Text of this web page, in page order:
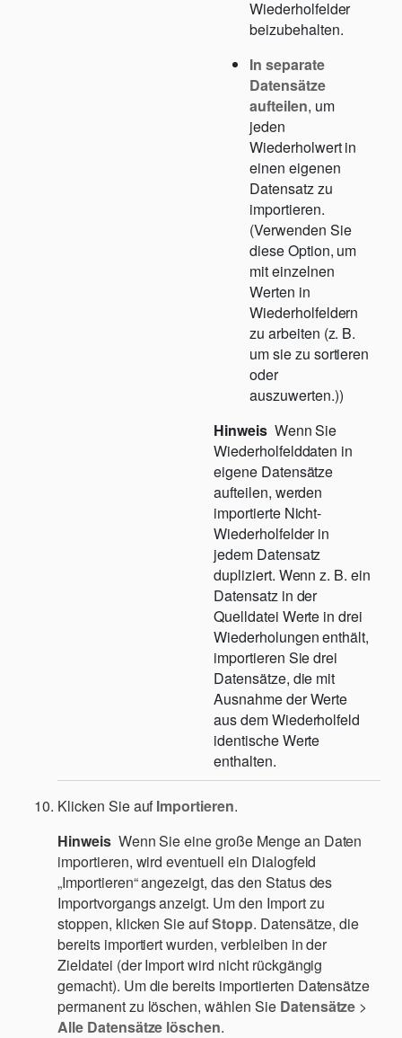
Wiederholfelder
beizubehalten.
In separate
Datensätze
aufteilen, um
jeden
Wiederholwert in
einen eigenen
Datensatz zu
importieren.
(Verwenden Sie
diese Option, um
mit einzelnen
Werten in
Wiederholfeldern
zu arbeiten (z. B.
um sie zu sortieren
oder
auszuwerten.))
Hinweis Wenn Sie
Wiederholfelddaten in
eigene Datensätze
aufteilen, werden
importierte Nicht-
Wiederholfelder in
jedem Datensatz
dupliziert. Wenn z. B. ein
Datensatz in der
Quelldatei Werte in drei
Wiederholungen enthält,
importieren Sie drei
Datensätze, die mit
Ausnahme der Werte
aus dem Wiederholfeld
identische Werte
enthalten.
Klicken Sie aufImportieren.
Hinweis Wenn Sie eine große Menge an Daten
importieren, wird eventuell ein Dialogfeld
„Importieren“ angezeigt, das den Status des
Importvorgangs anzeigt. Um den Import zu
stoppen, klicken Sie aufStopp. Datensätze, die
bereits importiert wurden, verbleiben in der
Zieldatei (der Import wird nicht rückgängig
gemacht). Um die bereits importierten Datensätze
permanent zu löschen, wählen Sie Datensätze >
Alle Datensätze löschen.